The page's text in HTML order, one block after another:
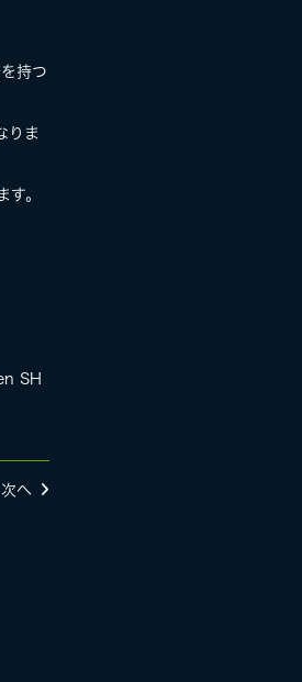
持つ
りま
。
SH
次へ